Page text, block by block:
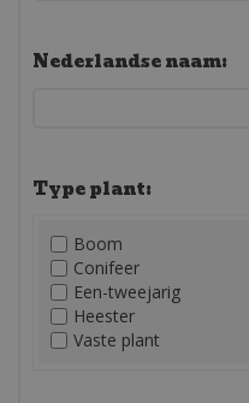
Nederlandse naam:
Type plant:
Boom
Conifeer
Een-tweejarig
Heester
Vaste plant